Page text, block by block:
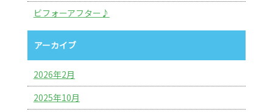
ビフォーアフター♪
アーカイブ
2026年2月
2025年10月